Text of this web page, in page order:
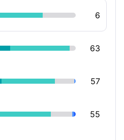
6
63
57
55